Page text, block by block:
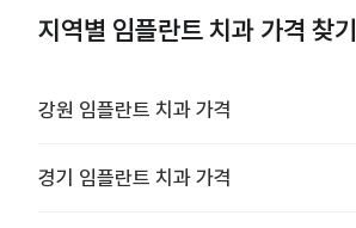
지역별 임플란트 치과 가격 찾기
강원 임플란트 치과 가격
경기 임플란트 치과 가격